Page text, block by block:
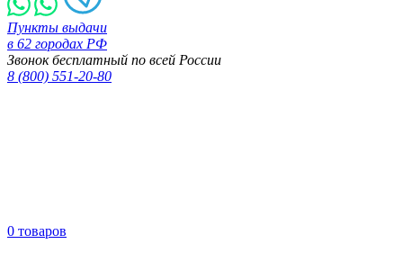
Пункты выдачи
в 62 городах РФ
Звонок бесплатный по всей России
8 (800) 551-20-80
0 товаров